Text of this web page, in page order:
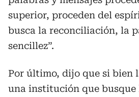
superior, proceden del
busca la reconciliación, la
sencillez”.
Por último, dijo que si bien
una institución que